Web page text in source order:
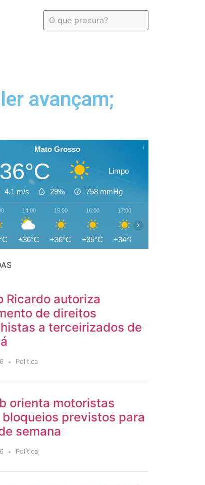
avançam;
Mato Grosso
Limpo
4.1 m/s 29% 758 mmHg
14:00
+36°C
15:00
+36°C
16:00
+35°C
17:00
+34°C
›
Ricardo autoriza
de direitos
a terceirizados de
Política
orienta motoristas
previstos para
semana
Política